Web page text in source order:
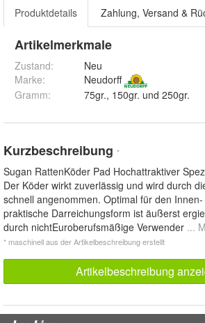
Produktdetails Zahlung, Versand &
Artikelmerkmale
Zustand:
Neu
Marke:
Neudorff
Gramm: 75gr., 150gr. und 250gr.
Kurzbeschreibung *
Sugan RattenKöder Pad Hochattraktiver
Der Köder wirkt zuverlässig und wird durch
schnell angenommen. Optimal für den
praktische Darreichungsform ist äußerst
durch nichtEuroberufsmäßige Verwender ...
* maschinell aus der Artikelbeschreibung erstellt
Artikelbeschreibung